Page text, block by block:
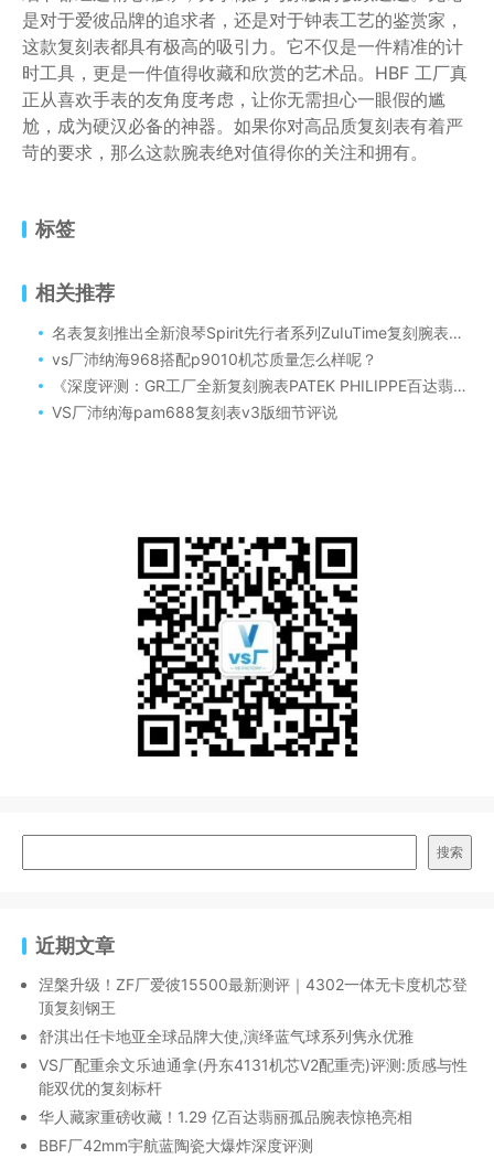
是对于爱彼品牌的追求者，还是对于钟表工艺的鉴赏家，
这款复刻表都具有极高的吸引力。它不仅是一件精准的计
时工具，更是一件值得收藏和欣赏的艺术品。HBF 工厂真
正从喜欢手表的友角度考虑，让你无需担心一眼假的尴
尬，成为硬汉必备的神器。如果你对高品质复刻表有着严
苛的要求，那么这款腕表绝对值得你的关注和拥有。
标签
相关推荐
名表复刻推出全新浪琴Spirit先行者系列ZuIuTime复刻腕表做工细节评测！
vs厂沛纳海968搭配p9010机芯质量怎么样呢？
《深度评测：GR工厂全新复刻腕表PATEK PHILIPPE百达翡丽——细节之处见真章》
VS厂沛纳海pam688复刻表v3版细节评说
搜索
近期文章
涅槃升级！ZF厂爱彼15500最新测评｜4302一体无卡度机芯登
顶复刻钢王
舒淇出任卡地亚全球品牌大使,演绎蓝气球系列隽永优雅
VS厂配重余文乐迪通拿(丹东4131机芯V2配重壳)评测:质感与性
能双优的复刻标杆
华人藏家重磅收藏！1.29 亿百达翡丽孤品腕表惊艳亮相
BBF厂42mm宇航蓝陶瓷大爆炸深度评测